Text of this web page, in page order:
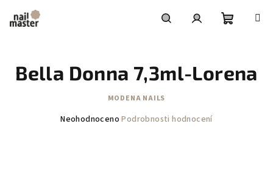
obsah
košík
Bella Donna 7,3ml-Lorena
MODENA NAILS
Průměrné
Neohodnoceno Podrobnosti hodnocení